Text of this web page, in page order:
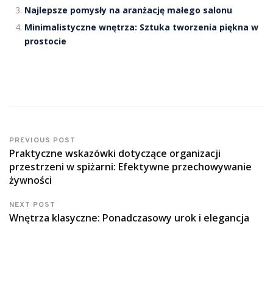
Najlepsze pomysły na aranżację małego salonu
Minimalistyczne wnętrza: Sztuka tworzenia piękna w
prostocie
PREVIOUS POST
Praktyczne wskazówki dotyczące organizacji
przestrzeni w spiżarni: Efektywne przechowywanie
żywności
NEXT POST
Wnętrza klasyczne: Ponadczasowy urok i elegancja